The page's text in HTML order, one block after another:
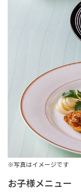
※写真はイメージです
お子様メニュー